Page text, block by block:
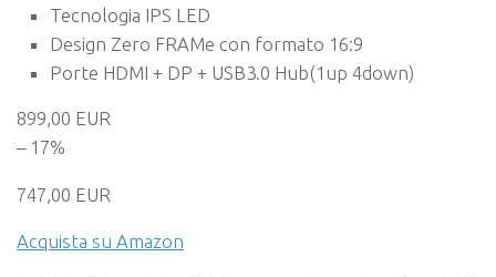
Tecnologia IPS LED
Design Zero FRAMe con formato 16:9
Porte HDMI + DP + USB3.0 Hub(1up 4down)
899,00 EUR
– 17%
747,00 EUR
Acquista su Amazon